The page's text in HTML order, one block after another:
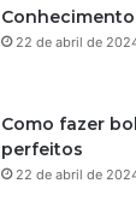
22 de abril de
Como fazer
perfeitos
22 de abril de